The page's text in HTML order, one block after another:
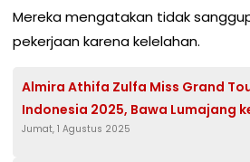
Mereka mengatakan tidak
pekerjaan karena kelelahan.
Almira Athifa Zulfa Miss Grand
Indonesia 2025, Bawa Lumajang
Negeri
Jumat, 1 Agustus 2025